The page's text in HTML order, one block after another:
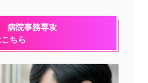
病院事務専攻
ちら